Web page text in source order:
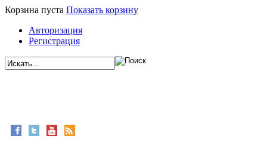
Корзина пуста Показать корзину
Авторизация
Регистрация